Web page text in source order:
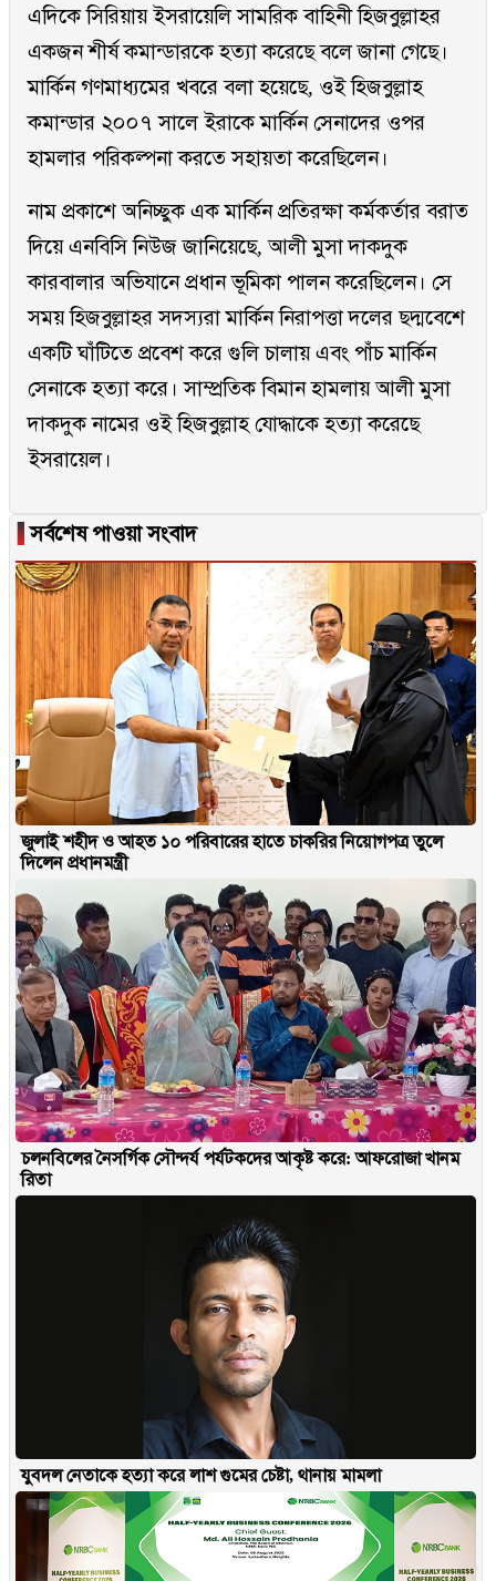
এদিকে সিরিয়ায় ইসরায়েলি সামরিক বাহিনী হিজবুল্লাহর
একজন শীর্ষ কমান্ডারকে হত্যা করেছে বলে জানা গেছে।
মার্কিন গণমাধ্যমের খবরে বলা হয়েছে, ওই হিজবুল্লাহ
কমান্ডার ২০০৭ সালে ইরাকে মার্কিন সেনাদের ওপর
হামলার পরিকল্পনা করতে সহায়তা করেছিলেন।
নাম প্রকাশে অনিচ্ছুক এক মার্কিন প্রতিরক্ষা কর্মকর্তার বরাত
দিয়ে এনবিসি নিউজ জানিয়েছে, আলী মুসা দাকদুক
কারবালার অভিযানে প্রধান ভূমিকা পালন করেছিলেন। সে
সময় হিজবুল্লাহর সদস্যরা মার্কিন নিরাপত্তা দলের ছদ্মবেশে
একটি ঘাঁটিতে প্রবেশ করে গুলি চালায় এবং পাঁচ মার্কিন
সেনাকে হত্যা করে। সাম্প্রতিক বিমান হামলায় আলী মুসা
দাকদুক নামের ওই হিজবুল্লাহ যোদ্ধাকে হত্যা করেছে
ইসরায়েল।
▐সর্বশেষ পাওয়া সংবাদ
জুলাই শহীদ ও আহত ১০ পরিবারের হাতে চাকরির নিয়োগপত্র তুলে
দিলেন প্রধানমন্ত্রী
চলনবিলের নৈসর্গিক সৌন্দর্য পর্যটকদের আকৃষ্ট করে: আফরোজা খানম
রিতা
যুবদল নেতাকে হত্যা করে লাশ গুমের চেষ্টা, থানায় মামলা